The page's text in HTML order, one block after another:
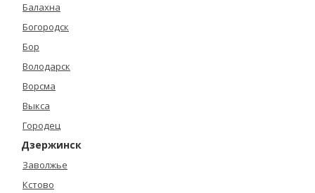
Балахна
Богородск
Бор
Володарск
Ворсма
Выкса
Городец
Дзержинск
Заволжье
Кстово